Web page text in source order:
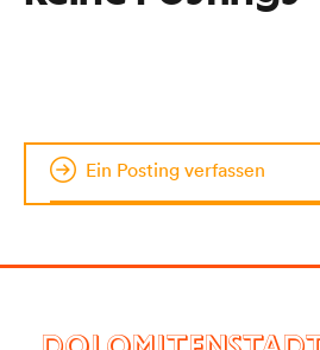
Ein Posting verfassen